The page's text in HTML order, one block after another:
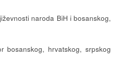
naroda BiH i bosanskog,
hrvatskog, srpskog